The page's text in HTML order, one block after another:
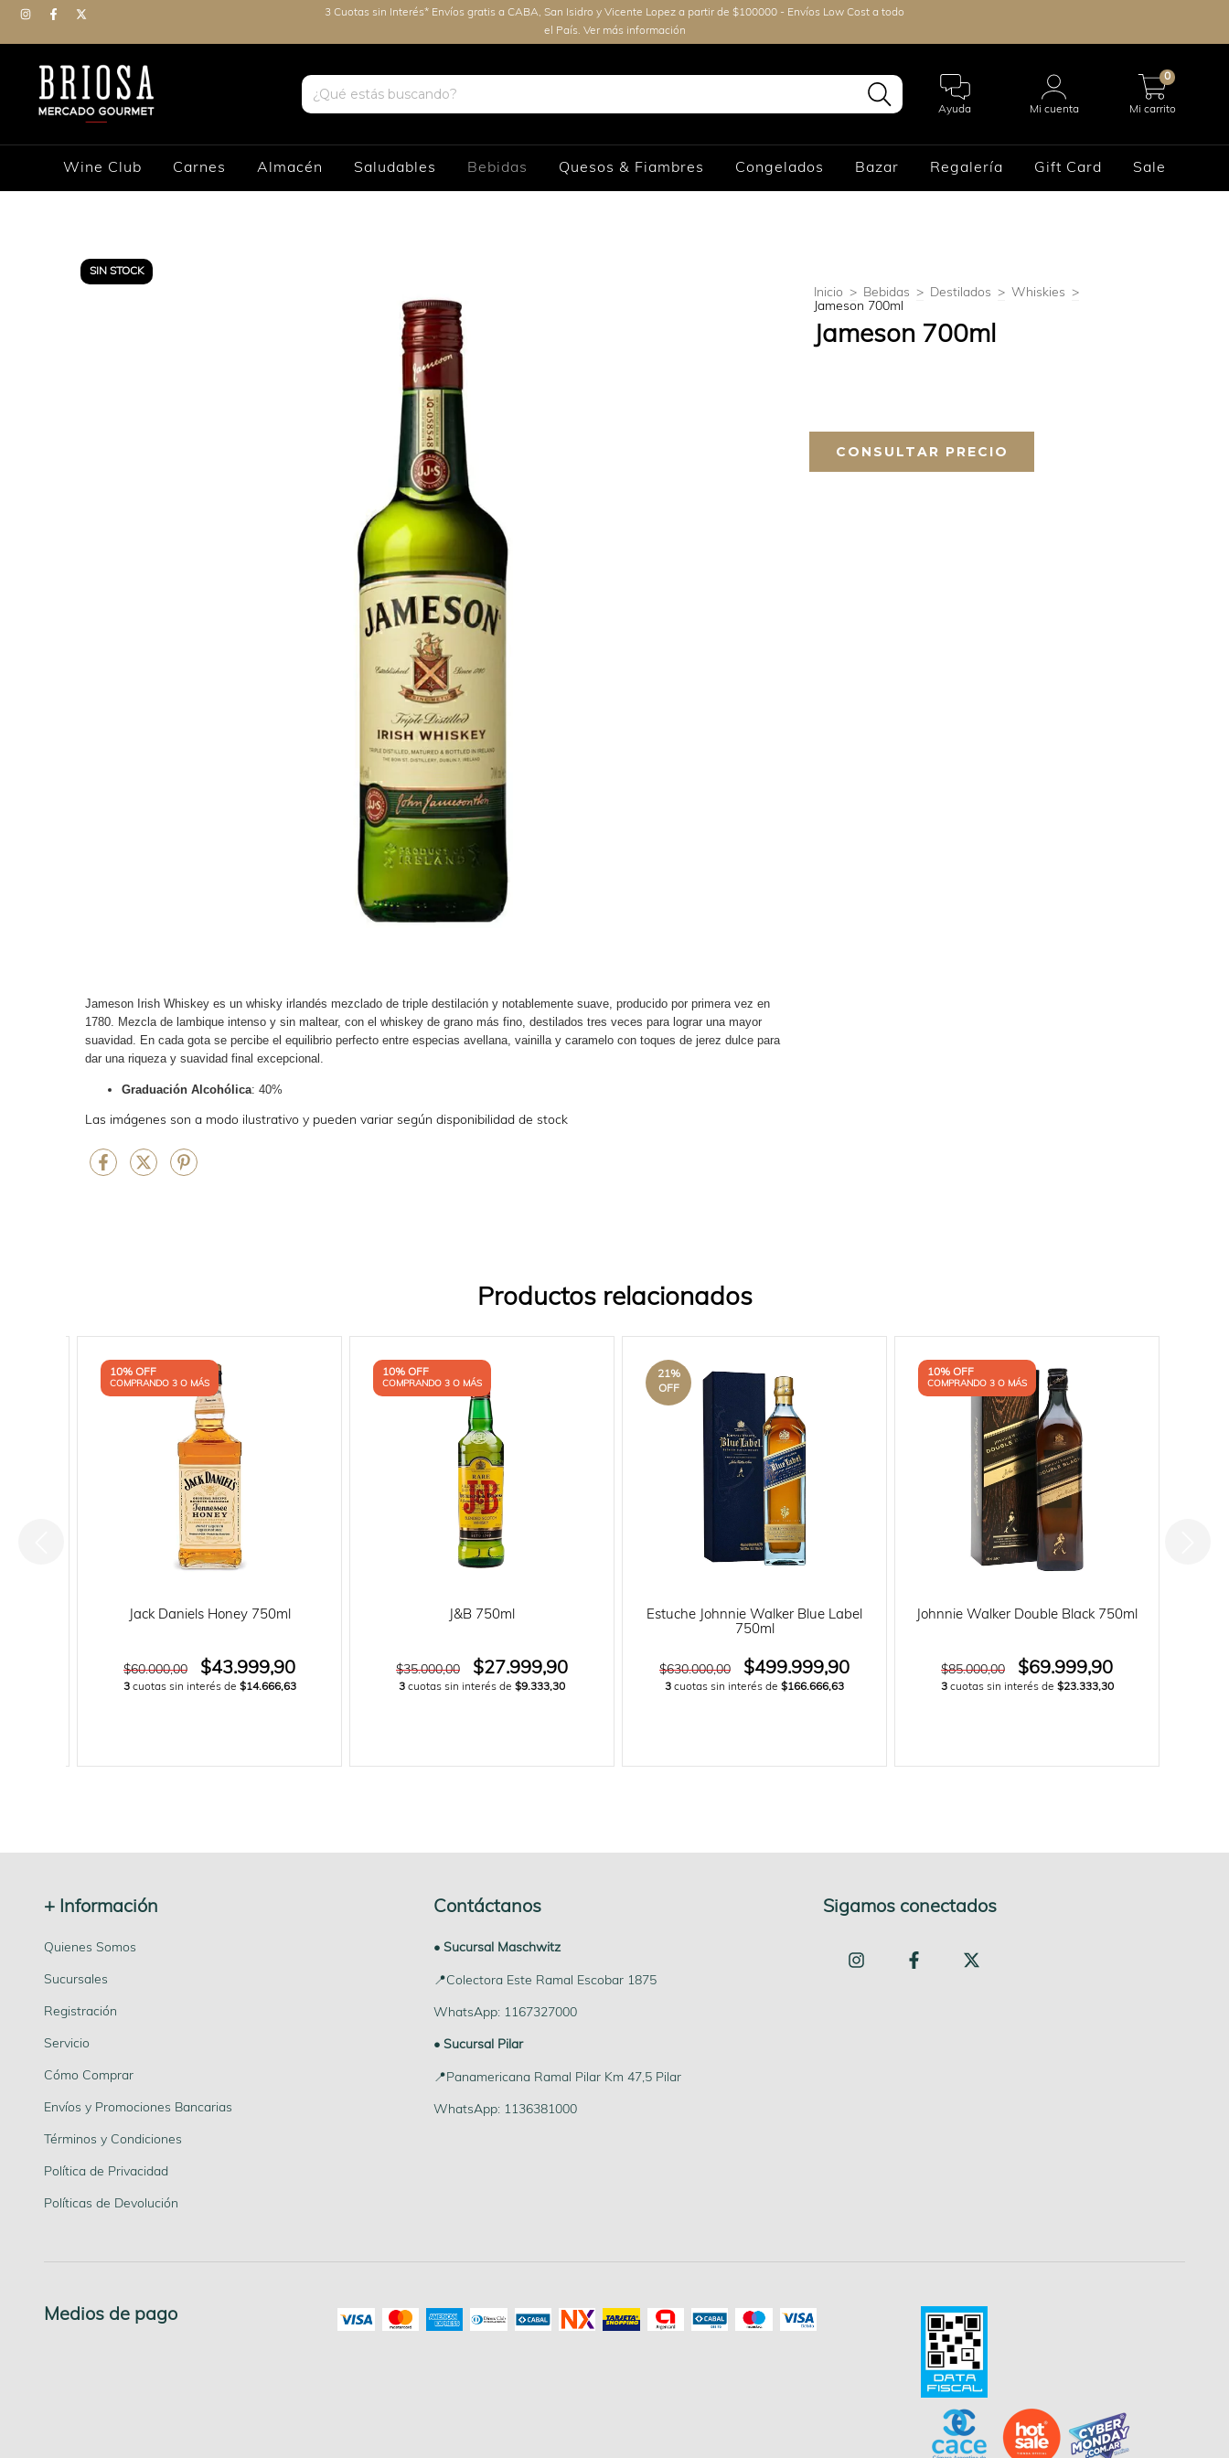
3 Cuotas sin Interés* Envíos gratis a CABA, San Isidro y Vicente Lopez a partir de $100000 - Envíos Low Cost a todo
el País. Ver más información
Ayuda Mi cuenta Mi carrito
0
Wine Club Carnes Almacén Saludables Bebidas Quesos & Fiambres Congelados Bazar Regalería Gift Card Sale
SIN STOCK
Jameson Irish Whiskey es un whisky irlandés mezclado de triple destilación y notablemente suave, producido por primera vez en
1780. Mezcla de lambique intenso y sin maltear, con el whiskey de grano más fino, destilados tres veces para lograr una mayor
suavidad. En cada gota se percibe el equilibrio perfecto entre especias avellana, vainilla y caramelo con toques de jerez dulce para
dar una riqueza y suavidad final excepcional.
Graduación Alcohólica: 40%
Las imágenes son a modo ilustrativo y pueden variar según disponibilidad de stock
Inicio > Bebidas > Destilados > Whiskies >
Jameson 700ml
Jameson 700ml
Productos relacionados
10% OFF
COMPRANDO 3 O MÁS
Jack Daniels Honey 750ml
$60.000,00 $43.999,90
3 cuotas sin interés de $14.666,63
10% OFF
COMPRANDO 3 O MÁS
J&B 750ml
$35.000,00 $27.999,90
3 cuotas sin interés de $9.333,30
21%
OFF
Estuche Johnnie Walker Blue Label
750ml
$630.000,00 $499.999,90
3 cuotas sin interés de $166.666,63
10% OFF
COMPRANDO 3 O MÁS
Johnnie Walker Double Black 750ml
$85.000,00 $69.999,90
3 cuotas sin interés de $23.333,30
+ Información
Quienes Somos
Sucursales
Registración
Servicio
Cómo Comprar
Envíos y Promociones Bancarias
Términos y Condiciones
Política de Privacidad
Políticas de Devolución
Contáctanos
• Sucursal Maschwitz
📍Colectora Este Ramal Escobar 1875
WhatsApp: 1167327000
• Sucursal Pilar
📍Panamericana Ramal Pilar Km 47,5 Pilar
WhatsApp: 1136381000
Sigamos conectados
Medios de pago